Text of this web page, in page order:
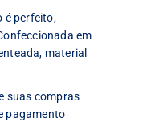
é perfeito,
em
material
suas compras
pagamento